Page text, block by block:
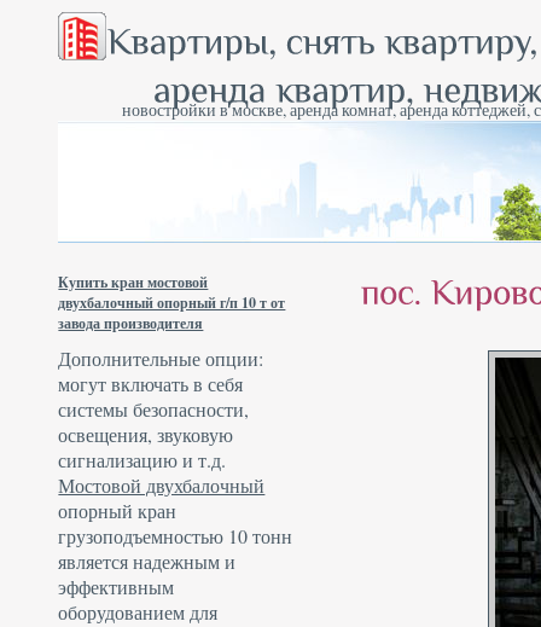
новостройки в москве, аренда комнат, аренда
Купить кран мостовой
двухбалочный опорный г/п 10 т от
завода производителя
Дополнительные опции:
могут включать в себя
системы безопасности,
освещения, звуковую
сигнализацию и т.д.
Мостовой двухбалочный
опорный кран
грузоподъемностью 10 тонн
является надежным и
эффективным
оборудованием для